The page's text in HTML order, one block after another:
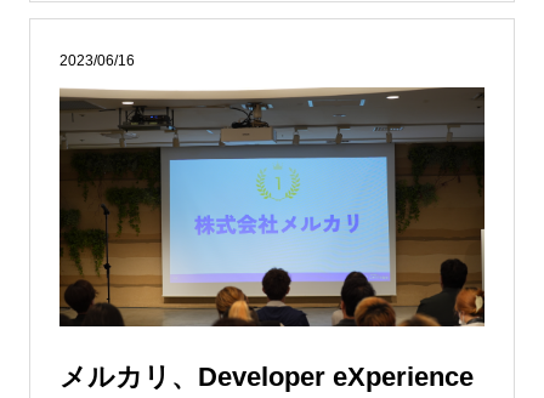
2023/06/16
メルカリ、Developer eXperience